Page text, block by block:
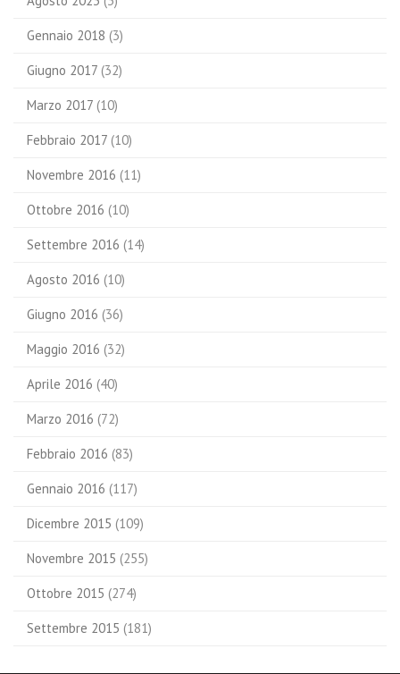
Gennaio 2018 (3)
Giugno 2017 (32)
Marzo 2017 (10)
Febbraio 2017 (10)
Novembre 2016 (11)
Ottobre 2016 (10)
Settembre 2016 (14)
Agosto 2016 (10)
Giugno 2016 (36)
Maggio 2016 (32)
Aprile 2016 (40)
Marzo 2016 (72)
Febbraio 2016 (83)
Gennaio 2016 (117)
Dicembre 2015 (109)
Novembre 2015 (255)
Ottobre 2015 (274)
Settembre 2015 (181)